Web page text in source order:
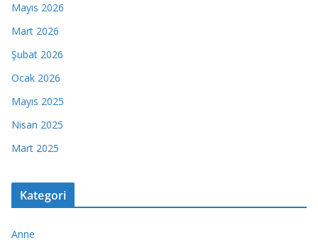
Mayıs 2026
Mart 2026
Şubat 2026
Ocak 2026
Mayıs 2025
Nisan 2025
Mart 2025
Kategori
Anne